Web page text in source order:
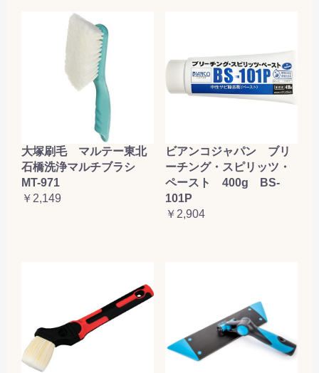
大塚刷毛 マルテー東北
石橋洗浄マルチブラシ
MT-971
￥2,149
ビアンコジャパン ブリ
ーチング・スピリッツ・
ペースト 400g BS-
101P
￥2,904